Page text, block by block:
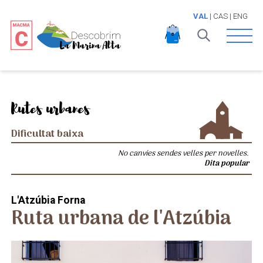
VAL| CAS| ENG
Open
Rutes urbanes
Dificultat baixa
No canvies sendes velles per novelles.
Dita popular
L'Atzúbia Forna
Ruta urbana de l'Atzúbia